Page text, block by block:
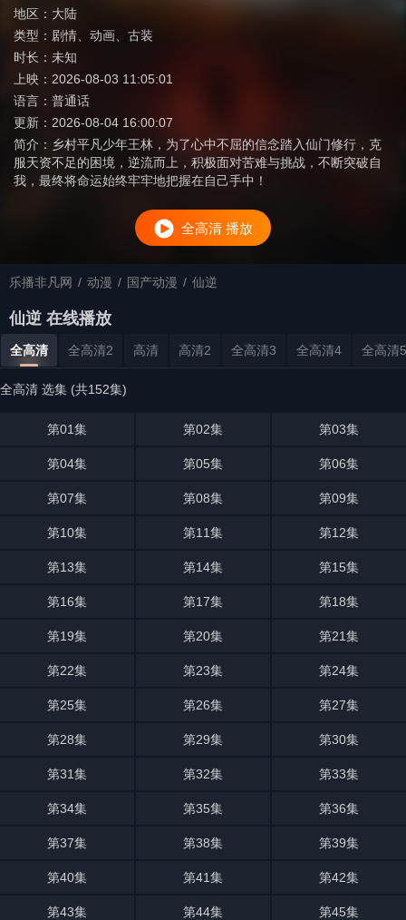
地区： 大陆
类型： 剧情 动画
古装
时长： 未知
上映： 2026-08-03 11:05:01
语言： 普通话
更新： 2026-08-04 16:00:07
简介： 乡村平凡少年王林，为了心中不屈的信念踏入仙门修行，克
服天资不足的困境，逆流而上，积极面对苦难与挑战，不断突破自
我，最终将命运始终牢牢地把握在自己手中！
全高清 播放
乐播非凡网 / 动漫 / 国产动漫 / 仙逆
仙逆 在线播放
全高清 全高清2 高清 高清2 全高清3 全高清4 全高清5
全高清 选集 (共152集)
第01集 第02集 第03集
第04集 第05集 第06集
第07集 第08集 第09集
第10集 第11集 第12集
第13集 第14集 第15集
第16集 第17集 第18集
第19集 第20集 第21集
第22集 第23集 第24集
第25集 第26集 第27集
第28集 第29集 第30集
第31集 第32集 第33集
第34集 第35集 第36集
第37集 第38集 第39集
第40集 第41集 第42集
第43集 第44集 第45集